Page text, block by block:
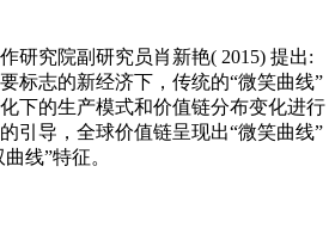
研究院副研究员肖新艳( 2015) 提出:
标志的新经济下，传统的“微笑曲线”
下的生产模式和价值链分布变化进行
引导，全球价值链呈现出“微笑曲线”
线”特征。